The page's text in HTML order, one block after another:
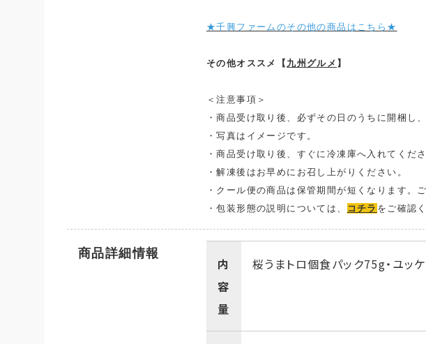
★千興ファームのその他の商品はこちら★
その他オススメ【 九州グルメ 】
＜注意事項＞
・商品受け取り後、必ずその日のうちに開梱し
・写真はイメージです。
・商品受け取り後、すぐに冷凍庫へ入れてくだ
・解凍後はお早めにお召し上がりください。
・クール便の商品は保管期間が短くなります。
・包装形態の説明については、
コチラ をご確認
商品詳細情報
内
容
量
桜うまトロ個食パック75g・ユ